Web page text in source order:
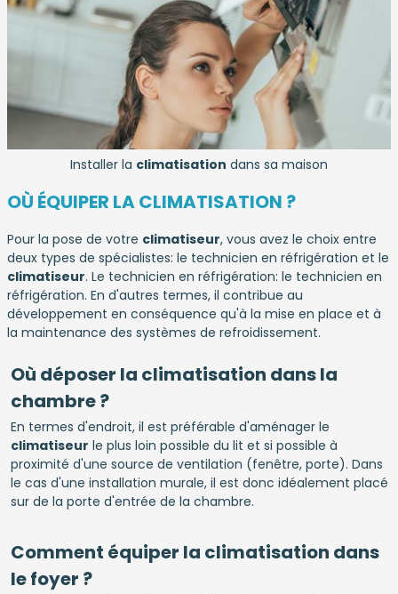
Installer la climatisation dans sa maison
OÙ ÉQUIPER LA CLIMATISATION ?
Pour la pose de votre climatiseur, vous avez le choix entre
deux types de spécialistes: le technicien en réfrigération et le
climatiseur. Le technicien en réfrigération: le technicien en
réfrigération. En d'autres termes, il contribue au
développement en conséquence qu'à la mise en place et à
la maintenance des systèmes de refroidissement.
Où déposer la climatisation dans la
chambre ?
En termes d'endroit, il est préférable d'aménager le
climatiseur le plus loin possible du lit et si possible à
proximité d'une source de ventilation (fenêtre, porte). Dans
le cas d'une installation murale, il est donc idéalement placé
sur de la porte d'entrée de la chambre.
Comment équiper la climatisation dans
le foyer ?